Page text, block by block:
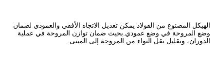
الاتجاه الأفقي والعمودي لضمان
ضمان توازن المروحة في عملية
إلى المبنى.